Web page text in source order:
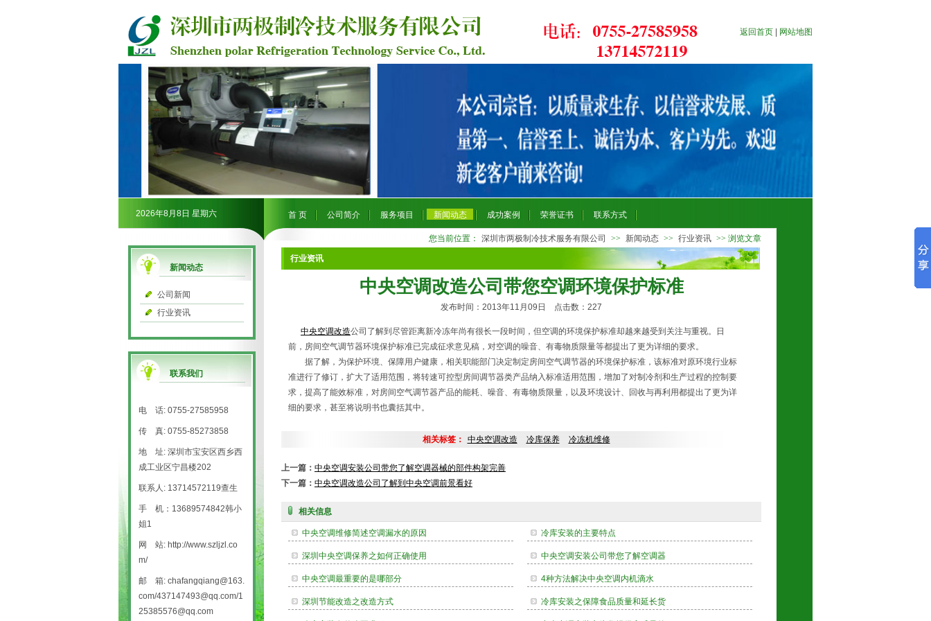
返回首页 网站地图
2026年8月8日 星期六 首 页 公司简介 服务项目 新闻动态 成功案例 荣誉证书 联系方式
新闻动态
公司新闻
行业资讯
联系我们
电 话: 0755-27585958
传 真: 0755-85273858
地 址: 深圳市宝安区西乡西
成工业区宁昌楼202
联系人: 13714572119查生
手 机：13689574842韩小
姐1
网 站: http://www.szljzl.co
m/
邮 箱: chafangqiang@163.
com/437147493@qq.com/1
25385576@qq.com
您当前位置： 深圳市两极制冷技术服务有限公司 >> 新闻动态 >> 行业资讯 >> 浏览文章
行业资讯
中央空调改造公司带您空调环境保护标准
发布时间：2013年11月09日 点击数： 227
中央空调改造公司了解到尽管距离新冷冻年尚有很长一段时间，但空调的环境保护标准却越来越受到关注与重视。日
前，房间空气调节器环境保护标准已完成征求意见稿，对空调的噪音、有毒物质限量等都提出了更为详细的要求。
据了解，为保护环境、保障用户健康，相关职能部门决定制定房间空气调节器的环境保护标准，该标准对原环境行业标
准进行了修订，扩大了适用范围，将转速可控型房间调节器类产品纳入标准适用范围，增加了对制冷剂和生产过程的控制要
求，提高了能效标准，对房间空气调节器产品的能耗、噪音、有毒物质限量，以及环境设计、回收与再利用都提出了更为详
细的要求，甚至将说明书也囊括其中。
相关标签： 中央空调改造 冷库保养 冷冻机维修
上一篇： 中央空调安装公司带您了解空调器械的部件构架完善
下一篇： 中央空调改造公司了解到中央空调前景看好
相关信息
中央空调维修简述空调漏水的原因 冷库安装的主要特点
深圳中央空调保养之如何正确使用 中央空调安装公司带您了解空调器
中央空调最重要的是哪部分 4种方法解决中央空调内机滴水
深圳节能改造之改造方式 冷库安装之保障食品质量和延长货